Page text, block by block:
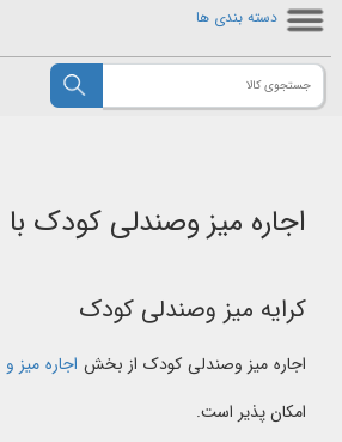
دسته بندی ها
اجاره میز وصندلی کودک
کرایه میز وصندلی کودک
اجاره میز وصندلی کودک از بخش اجاره میز
امکان پذیر است.